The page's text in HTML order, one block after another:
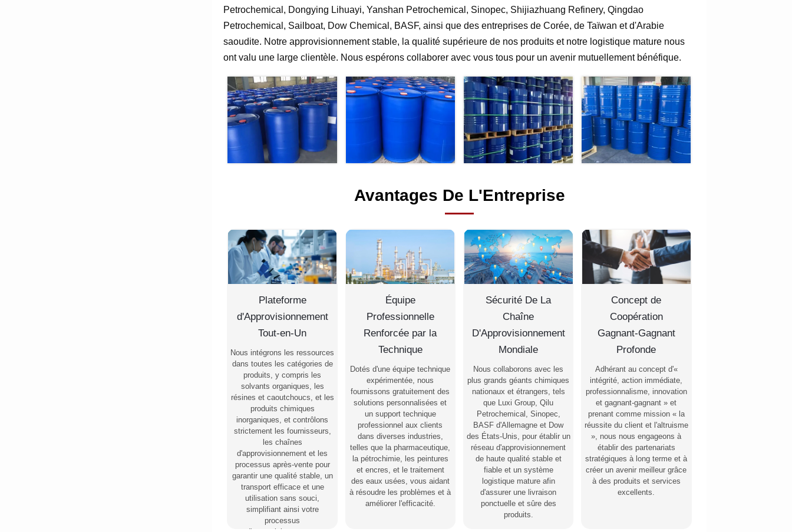
Petrochemical, Dongying Lihuayi, Yanshan Petrochemical, Sinopec, Shijiazhuang Refinery, Qingdao
Petrochemical, Sailboat, Dow Chemical, BASF, ainsi que des entreprises de Corée, de Taïwan et d'Arabie
saoudite. Notre approvisionnement stable, la qualité supérieure de nos produits et notre logistique mature nous
ont valu une large clientèle. Nous espérons collaborer avec vous tous pour un avenir mutuellement bénéfique.
Avantages De L'Entreprise
Plateforme
d'Approvisionnement
Tout-en-Un
Nous intégrons les ressources
dans toutes les catégories de
produits, y compris les
solvants organiques, les
résines et caoutchoucs, et les
produits chimiques
inorganiques, et contrôlons
strictement les fournisseurs,
les chaînes
d'approvisionnement et les
processus après-vente pour
garantir une qualité stable, un
transport efficace et une
utilisation sans souci,
simplifiant ainsi votre
processus
Équipe
Professionnelle
Renforcée par la
Technique
Dotés d'une équipe technique
expérimentée, nous
fournissons gratuitement des
solutions personnalisées et
un support technique
professionnel aux clients
dans diverses industries,
telles que la pharmaceutique,
la pétrochimie, les peintures
et encres, et le traitement
des eaux usées, vous aidant
à résoudre les problèmes et à
améliorer l'efficacité.
Sécurité De La
Chaîne
D'Approvisionnement
Mondiale
Nous collaborons avec les
plus grands géants chimiques
nationaux et étrangers, tels
que Luxi Group, Qilu
Petrochemical, Sinopec,
BASF d'Allemagne et Dow
des États-Unis, pour établir un
réseau d'approvisionnement
de haute qualité stable et
fiable et un système
logistique mature afin
d'assurer une livraison
ponctuelle et sûre des
produits.
Concept de
Coopération
Gagnant-Gagnant
Profonde
Adhérant au concept d'«
intégrité, action immédiate,
professionnalisme, innovation
et gagnant-gagnant » et
prenant comme mission « la
réussite du client et l'altruisme
», nous nous engageons à
établir des partenariats
stratégiques à long terme et à
créer un avenir meilleur grâce
à des produits et services
excellents.